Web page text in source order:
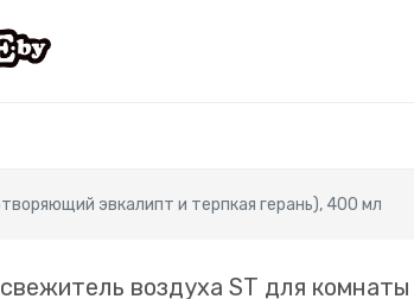
эвкалипт и терпкая герань), 400 мл
воздуха ST для комнаты